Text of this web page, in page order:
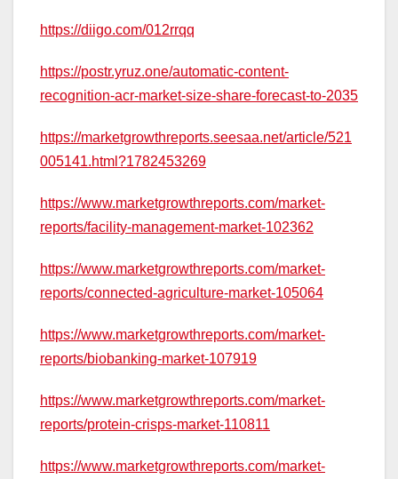
https://diigo.com/012rrqq
https://postr.yruz.one/automatic-content-
recognition-acr-market-size-share-forecast-to-2035
https://marketgrowthreports.seesaa.net/article/521
005141.html?1782453269
https://www.marketgrowthreports.com/market-
reports/facility-management-market-102362
https://www.marketgrowthreports.com/market-
reports/connected-agriculture-market-105064
https://www.marketgrowthreports.com/market-
reports/biobanking-market-107919
https://www.marketgrowthreports.com/market-
reports/protein-crisps-market-110811
https://www.marketgrowthreports.com/market-